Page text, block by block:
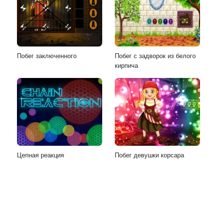
Побег заключенного
Побег с задворок из белого
кирпича
Цепная реакция Побег девушки корсара